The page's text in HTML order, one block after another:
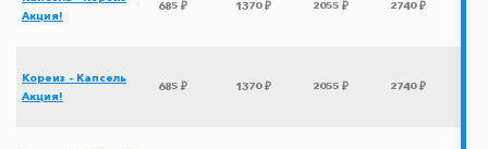
Акция!
685 ₽ 1370 ₽ 2055 ₽ 2740 ₽
Кореиз - Капсель
Акция!
685 ₽ 1370 ₽ 2055 ₽ 2740 ₽